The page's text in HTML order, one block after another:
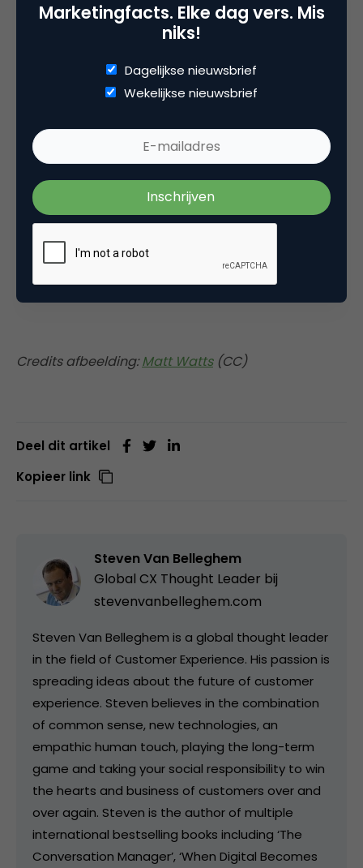
Credits afbeelding:Matt Watts(CC)
Deel dit artikel
Kopieer link
Steven Van Belleghem
Global CX Thought Leader bij
stevenvanbelleghem.com
Steven Van Belleghem is a global thought leader
in the field of Customer Experience. His passion is
spreading ideas about the future of customer
experience. Steven believes in the combination
of common sense, new technologies, an
empathic human touch, playing the long-term
game and taking your social responsibility to win
the hearts and business of customers over and
over again. Steven is the author of multiple
international bestselling books including ‘The
Conversation Manager’, ‘When Digital Becomes
Marketingfacts. Elke dag vers. Mis
niks!
Dagelijkse nieuwsbrief
Wekelijkse nieuwsbrief